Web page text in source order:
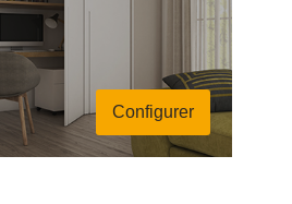
Configurer